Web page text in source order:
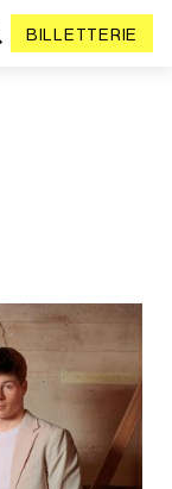
BILLETTERIE